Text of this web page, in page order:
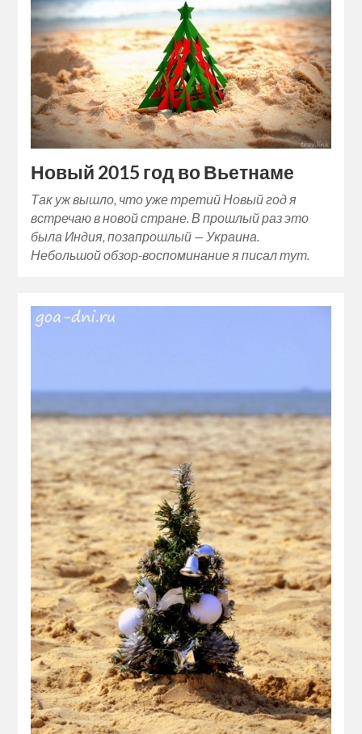
Новый 2015 год во Вьетнаме
Так уж вышло, что уже третий Новый год я
встречаю в новой стране. В прошлый раз это
была Индия, позапрошлый — Украина.
Небольшой обзор-воспоминание я писал тут.